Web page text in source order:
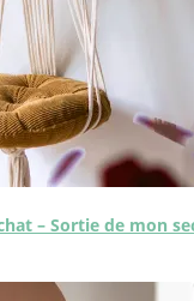
– Sortie de mon